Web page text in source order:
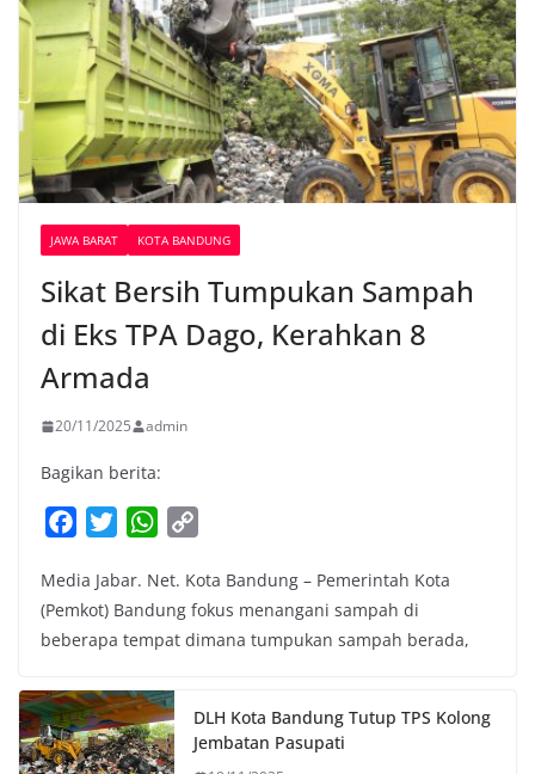
JAWA BARAT KOTA BANDUNG
Sikat Bersih Tumpukan Sampah
di Eks TPA Dago, Kerahkan 8
Armada
20/11/2025 admin
Bagikan berita:
c
e
b
o
k
i
t
t
r
W
a
t
s
p
p
p
y
L
n
k
Media Jabar. Net. Kota Bandung – Pemerintah Kota
(Pemkot) Bandung fokus menangani sampah di
beberapa tempat dimana tumpukan sampah berada,
DLH Kota Bandung Tutup TPS Kolong
Jembatan Pasupati